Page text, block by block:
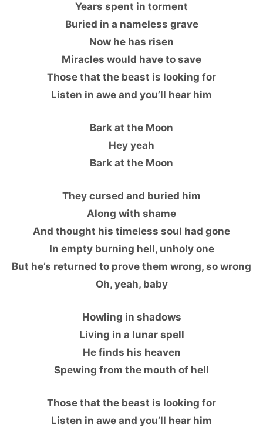
Years spent in torment
Buried in a nameless grave
Now he has risen
Miracles would have to save
Those that the beast is looking for
Listen in awe and you’ll hear him
Bark at the Moon
Hey yeah
Bark at the Moon
They cursed and buried him
Along with shame
And thought his timeless soul had gone
In empty burning hell, unholy one
But he’s returned to prove them wrong, so wrong
Oh, yeah, baby
Howling in shadows
Living in a lunar spell
He finds his heaven
Spewing from the mouth of hell
Those that the beast is looking for
Listen in awe and you’ll hear him